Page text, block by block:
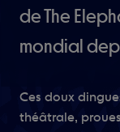
de The
mondial
Ces doux
théâtrale,